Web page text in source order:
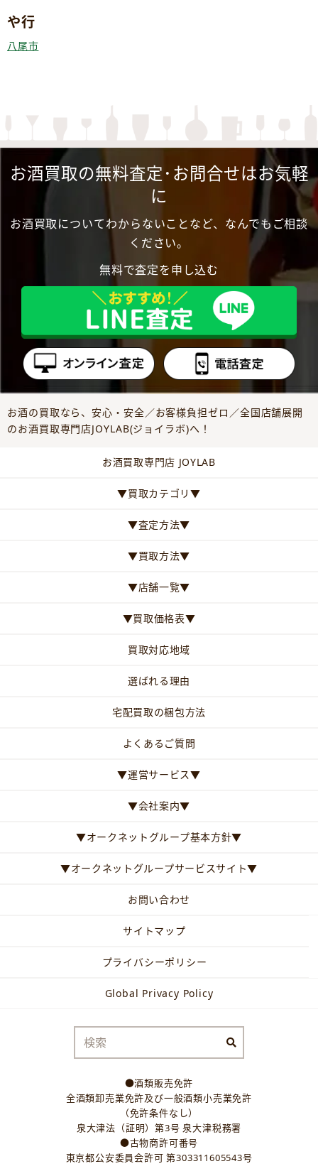
や行
八尾市
お酒買取の無料査定･お問合せはお気軽
に
お酒買取についてわからないことなど、なんでもご相談
ください。
無料で査定を申し込む
お酒の買取なら、安心・安全／お客様負担ゼロ／全国店舗展開
のお酒買取専門店JOYLAB(ジョイラボ)へ！
お酒買取専門店 JOYLAB
▼買取カテゴリ▼
▼査定方法▼
▼買取方法▼
▼店舗一覧▼
▼買取価格表▼
買取対応地域
選ばれる理由
宅配買取の梱包方法
よくあるご質問
▼運営サービス▼
▼会社案内▼
▼オークネットグループ基本方針▼
▼オークネットグループサービスサイト▼
お問い合わせ
サイトマップ
プライバシーポリシー
Global Privacy Policy
●酒類販売免許
全酒類卸売業免許及び一般酒類小売業免許
（免許条件なし）
泉大津法（証明）第3号 泉大津税務署
●古物商許可番号
東京都公安委員会許可 第303311605543号